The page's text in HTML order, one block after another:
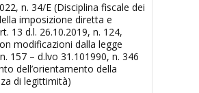
n. 34/E (Disciplina fiscale dei
imposizione diretta e
13 d.l. 26.10.2019, n. 124,
modificazioni dalla legge
157 – d.lvo 31.101990, n. 346
dell’orientamento della
di legittimità)